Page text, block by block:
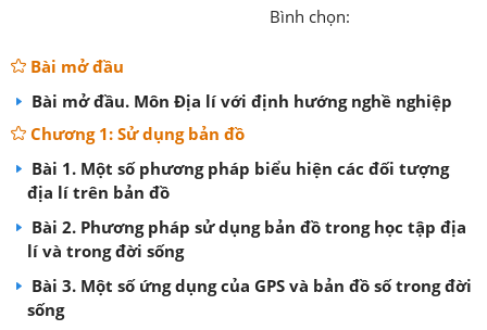
Bình chọn:
Bài mở đầu
Bài mở đầu. Môn Địa lí với định hướng nghề nghiệp
Chương 1: Sử dụng bản đồ
Bài 1. Một số phương pháp biểu hiện các đối tượng
địa lí trên bản đồ
Bài 2. Phương pháp sử dụng bản đồ trong học tập địa
lí và trong đời sống
Bài 3. Một số ứng dụng của GPS và bản đồ số trong đời
sống